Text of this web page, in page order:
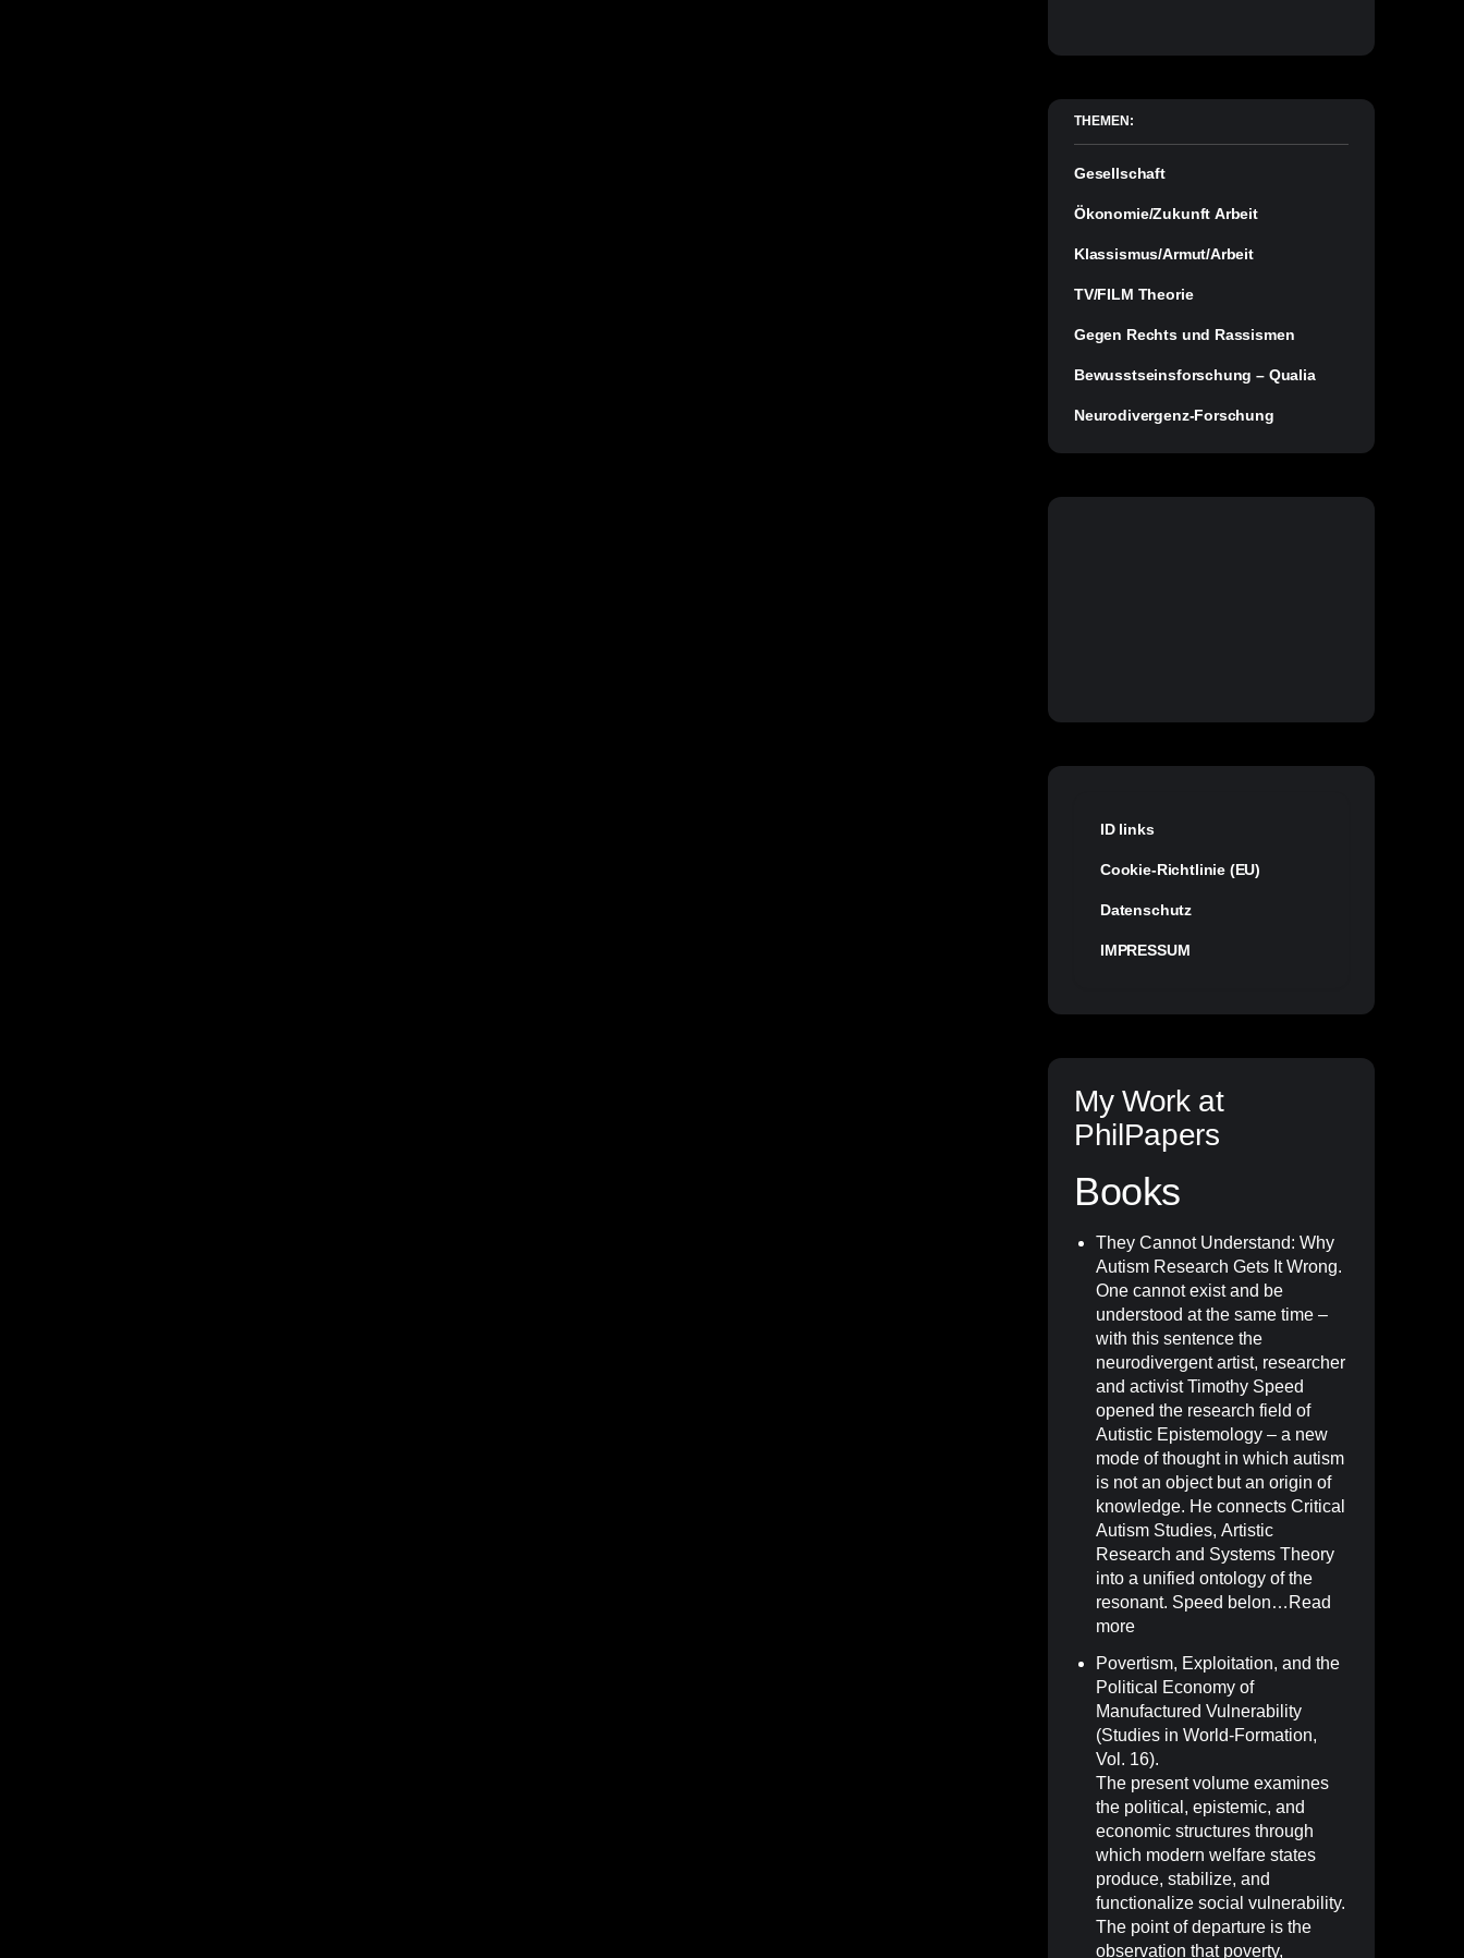
THEMEN:
Gesellschaft
Ökonomie/Zukunft Arbeit
Klassismus/Armut/Arbeit
TV/FILM Theorie
Gegen Rechts und Rassismen
Bewusstseinsforschung – Qualia
Neurodivergenz-Forschung
ID links
Cookie-Richtlinie (EU)
Datenschutz
IMPRESSUM
My Work at
PhilPapers
Books
They Cannot Understand: Why
Autism Research Gets It Wrong.
One cannot exist and be
understood at the same time –
with this sentence the
neurodivergent artist, researcher
and activist Timothy Speed
opened the research field of
Autistic Epistemology – a new
mode of thought in which autism
is not an object but an origin of
knowledge. He connects Critical
Autism Studies, Artistic
Research and Systems Theory
into a unified ontology of the
resonant. Speed belon… Read
more
Povertism, Exploitation, and the
Political Economy of
Manufactured Vulnerability
(Studies in World-Formation,
Vol. 16).
The present volume examines
the political, epistemic, and
economic structures through
which modern welfare states
produce, stabilize, and
functionalize social vulnerability.
The point of departure is the
observation that poverty,